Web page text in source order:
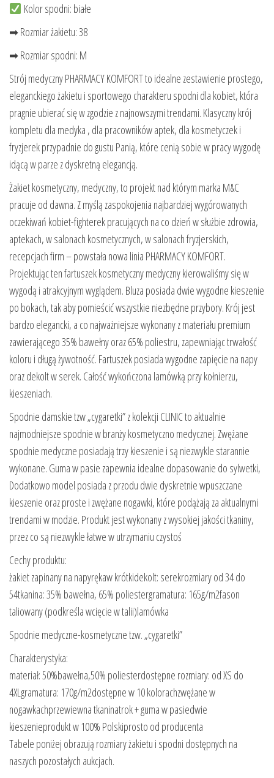
Kolor spodni: białe
➡ Rozmiar żakietu: 38
➡ Rozmiar spodni: M
Strój medyczny PHARMACY KOMFORT to idealne zestawienie prostego,
eleganckiego żakietu i sportowego charakteru spodni dla kobiet, która
pragnie ubierać się w zgodzie z najnowszymi trendami. Klasyczny krój
kompletu dla medyka , dla pracowników aptek, dla kosmetyczek i
fryzjerek przypadnie do gustu Panią, które cenią sobie w pracy wygodę
idącą w parze z dyskretną elegancją.
Żakiet kosmetyczny, medyczny, to projekt nad którym marka M&C
pracuje od dawna. Z myślą zaspokojenia najbardziej wygórowanych
oczekiwań kobiet-fighterek pracujących na co dzień w służbie zdrowia,
aptekach, w salonach kosmetycznych, w salonach fryzjerskich,
recepcjach firm – powstała nowa linia PHARMACY KOMFORT.
Projektując ten fartuszek kosmetyczny medyczny kierowaliśmy się w
wygodą i atrakcyjnym wyglądem. Bluza posiada dwie wygodne kieszenie
po bokach, tak aby pomieścić wszystkie niezbędne przybory. Krój jest
bardzo elegancki, a co najważniejsze wykonany z materiału premium
zawierającego 35% bawełny oraz 65% poliestru, zapewniając trwałość
koloru i długą żywotność. Fartuszek posiada wygodne zapięcie na napy
oraz dekolt w serek. Całość wykończona lamówką przy kołnierzu,
kieszeniach.
Spodnie damskie tzw „cygaretki” z kolekcji CLINIC to aktualnie
najmodniejsze spodnie w branży kosmetyczno medycznej. Zwężane
spodnie medyczne posiadają trzy kieszenie i są niezwykle starannie
wykonane. Guma w pasie zapewnia idealne dopasowanie do sylwetki,
Dodatkowo model posiada z przodu dwie dyskretnie wpuszczane
kieszenie oraz proste i zwężane nogawki, które podążają za aktualnymi
trendami w modzie. Produkt jest wykonany z wysokiej jakości tkaniny,
przez co są niezwykle łatwe w utrzymaniu czystoś
Cechy produktu:
żakiet zapinany na napyrękaw krótkidekolt: serekrozmiary od 34 do
54tkanina: 35% bawełna, 65% poliestergramatura: 165g/m2fason
taliowany (podkreśla wcięcie w talii)lamówka
Spodnie medyczne-kosmetyczne tzw. „cygaretki”
Charakterystyka:
materiał: 50%bawełna,50% poliesterdostępne rozmiary: od XS do
4XLgramatura: 170g/m2dostępne w 10 kolorachzwężane w
nogawkachprzewiewna tkaninatrok + guma w pasiedwie
kieszenieprodukt w 100% Polskiprosto od producenta
Tabele poniżej obrazują rozmiary żakietu i spodni dostępnych na
naszych pozostałych aukcjach.